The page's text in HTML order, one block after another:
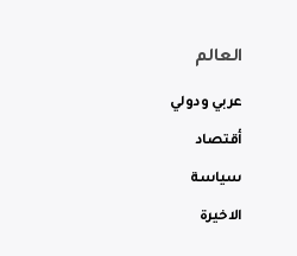
العالم
عربي ودولي
أقتصاد
سياسة
الاخيرة